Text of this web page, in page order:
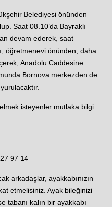
Belediyesi önünden
Saat 08.10’da Bayraklı
devam ederek, saat
öğretmenevi önünden, daha
Anadolu Caddesine
Bornova merkezden de
isteyenler mutlaka bilgi
97 14
arkadaşlar, ayakkabınızın
etmelisiniz. Ayak bileğinizi
tabanı kalın bir ayakkabı